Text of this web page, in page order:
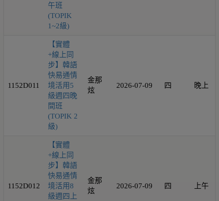
午班
(TOPIK
1~2級)
1152D011
【實體
+線上同
步】韓語
快易通情
境活用5
級週四晚
間班
(TOPIK 2
級)
金那
炫
2026-07-09 四 晚上
1152D012
【實體
+線上同
步】韓語
快易通情
境活用8
級週四上
金那
炫
2026-07-09 四 上午